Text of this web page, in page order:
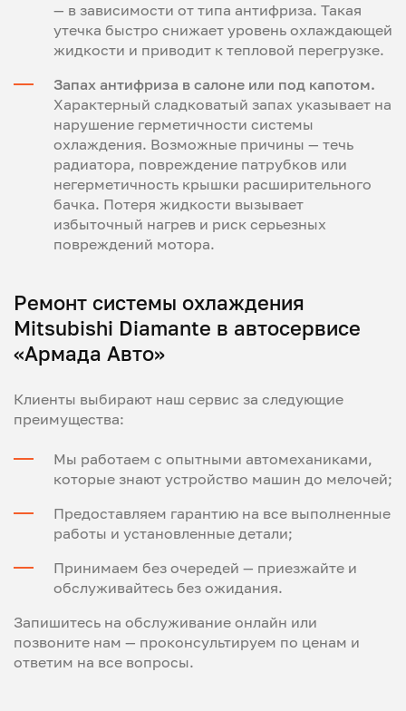
— в зависимости от типа антифриза. Такая
утечка быстро снижает уровень охлаждающей
жидкости и приводит к тепловой перегрузке.
Запах антифриза в салоне или под капотом.
Характерный сладковатый запах указывает на
нарушение герметичности системы
охлаждения. Возможные причины — течь
радиатора, повреждение патрубков или
негерметичность крышки расширительного
бачка. Потеря жидкости вызывает
избыточный нагрев и риск серьезных
повреждений мотора.
Ремонт системы охлаждения
Mitsubishi Diamante в автосервисе
«Армада Авто»
Клиенты выбирают наш сервис за следующие
преимущества:
Мы работаем с опытными автомеханиками,
которые знают устройство машин до мелочей;
Предоставляем гарантию на все выполненные
работы и установленные детали;
Принимаем без очередей — приезжайте и
обслуживайтесь без ожидания.
Запишитесь на обслуживание онлайн или
позвоните нам — проконсультируем по ценам и
ответим на все вопросы.